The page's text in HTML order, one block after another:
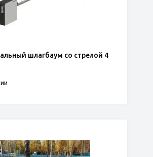
шлагбаум со стрелой 4